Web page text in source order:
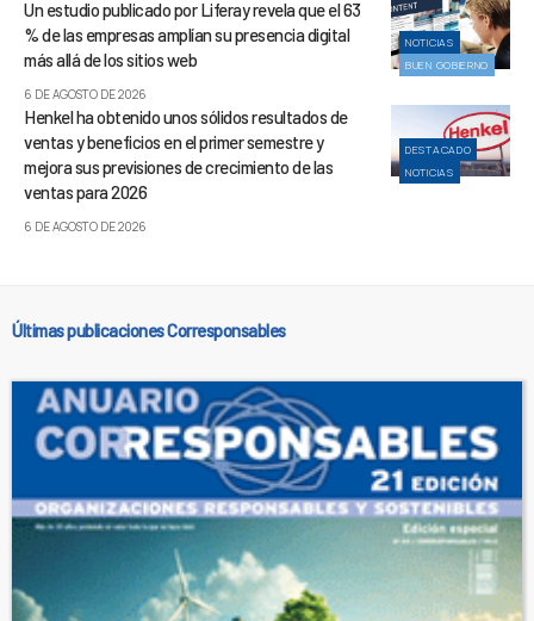
NOTICIAS
BUEN GOBIERNO
Un estudio publicado por Liferay revela que el 63
% de las empresas amplían su presencia digital
más allá de los sitios web
6 DE AGOSTO DE 2026
DESTACADO
NOTICIAS
Henkel ha obtenido unos sólidos resultados de
ventas y beneficios en el primer semestre y
mejora sus previsiones de crecimiento de las
ventas para 2026
6 DE AGOSTO DE 2026
Últimas publicaciones Corresponsables